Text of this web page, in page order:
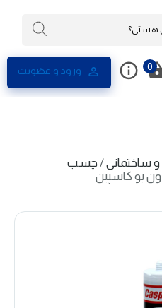
ورود و عضویت 0
ساختمانی/چسب
بو کاسپین